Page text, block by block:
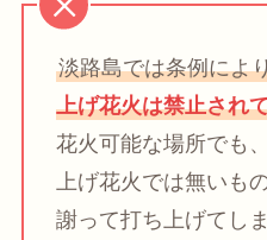
淡路島では条例によ
上げ花火は禁止され
花火可能な場所でも
上げ花火では無いも
謝って打ち上げてし